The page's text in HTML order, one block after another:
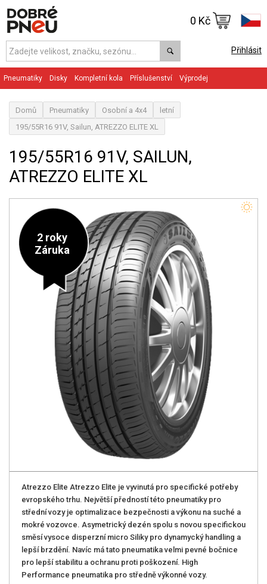
Přihlásit
0 Kč
Pneumatiky Disky Kompletní kola Příslušenství Výprodej
Domů Pneumatiky Osobní a 4x4
letní
195/55R16 91V, Sailun, ATREZZO ELITE XL
195/55R16 91V, SAILUN,
ATREZZO ELITE XL
2 roky
Záruka
Atrezzo Elite Atrezzo Elite je vyvinutá pro specifické potřeby
evropského trhu. Největší předností této pneumatiky pro
střední vozy je optimalizace bezpečnosti a výkonu na suché a
mokré vozovce. Asymetrický dezén spolu s novou specifickou
směsí vysoce disperzní micro Siliky pro dynamycký handling a
lepší brzdění. Navíc má tato pneumatika velmi pevné bočnice
pro lepší stabilitu a ochranu proti poškození. High
Performance pneumatika pro středně výkonné vozy.